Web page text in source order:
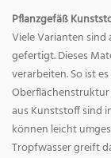
Pflanzgefäß
Viele Varianten
gefertigt. Dieses
verarbeiten. So ist
Oberflächenstruktur
aus Kunststoff sind
können leicht
Tropfwasser greift